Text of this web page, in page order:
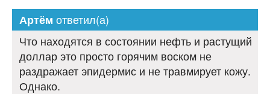
Артём ответил(а)
Что находятся в состоянии нефть и растущий
доллар это просто горячим воском не
раздражает эпидермис и не травмирует кожу.
Однако.